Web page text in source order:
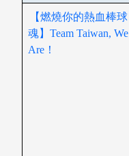
【燃燒你的熱血棒球
魂】Team Taiwan, We
Are！